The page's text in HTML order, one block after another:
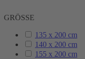
GRÖSSE
135 x 200 cm
140 x 200 cm
155 x 200 cm